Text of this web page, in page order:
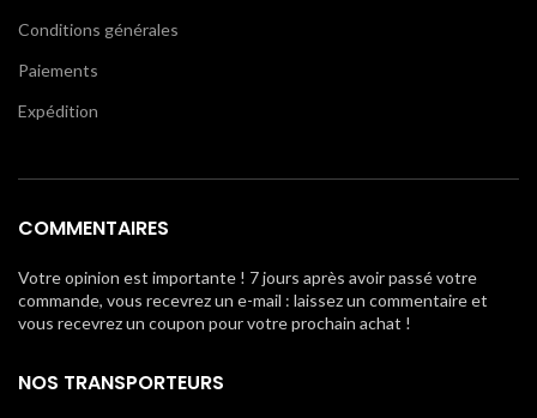
Conditions générales
Paiements
Expédition
COMMENTAIRES
Votre opinion est importante ! 7 jours après avoir passé votre
commande, vous recevrez un e-mail : laissez un commentaire et
vous recevrez un coupon pour votre prochain achat !
NOS TRANSPORTEURS